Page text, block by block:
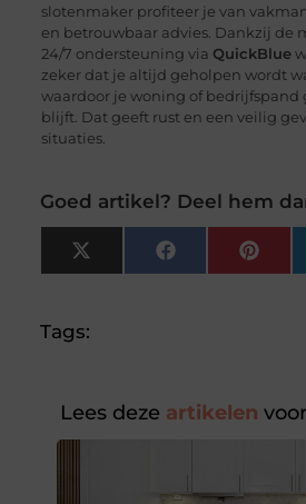
slotenmaker profiteer je van
en betrouwbaar advies. Dankzij de
24/7 ondersteuning via QuickBlue
zeker dat je altijd geholpen wordt
waardoor je woning of bedrijfspand
blijft. Dat geeft rust en een veilig
situaties.
Goed artikel? Deel hem
X
(Twitter)
Facebook
Tags:
Lees deze artikelen